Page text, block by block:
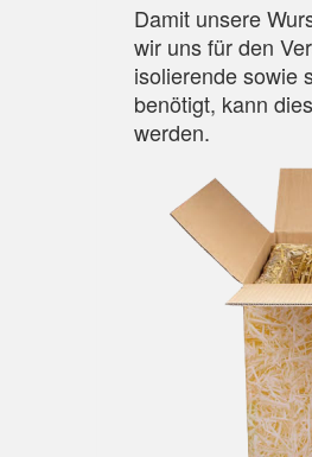
Damit unsere
wir uns für den
isolierende sowie
benötigt, kann
werden.